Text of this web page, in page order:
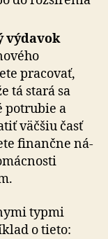
výdavok
pracovať,
tá stará sa
potrubie a
väčšiu časť
finančne ná­
typmi
o tieto: